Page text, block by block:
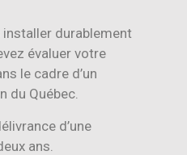
durablement
évaluer votre
le cadre d’un
du Québec.
d’une
ans.